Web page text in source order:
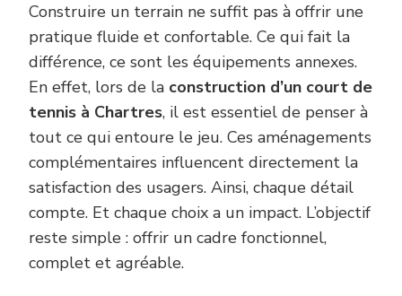
Construire un terrain ne suffit pas à offrir une
pratique fluide et confortable. Ce qui fait la
différence, ce sont les équipements annexes.
En effet, lors de la construction d’un court de
tennis à Chartres, il est essentiel de penser à
tout ce qui entoure le jeu. Ces aménagements
complémentaires influencent directement la
satisfaction des usagers. Ainsi, chaque détail
compte. Et chaque choix a un impact. L’objectif
reste simple : offrir un cadre fonctionnel,
complet et agréable.